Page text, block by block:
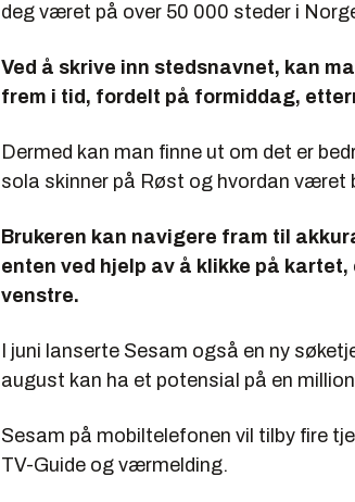
deg været på over 50 000 steder i
Ved å skrive inn stedsnavnet, kan
frem i tid, fordelt på formiddag,
Dermed kan man finne ut om det er
sola skinner på Røst og hvordan været
Brukeren kan navigere fram til
enten ved hjelp av å klikke på
venstre.
I juni lanserte Sesam også en ny
august kan ha et potensial på en
Sesam på mobiltelefonen vil tilby fire
TV-Guide og værmelding.